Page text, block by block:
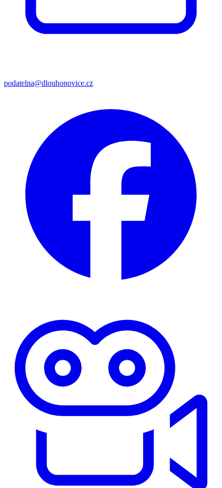
podatelna@dlouhonovice.cz